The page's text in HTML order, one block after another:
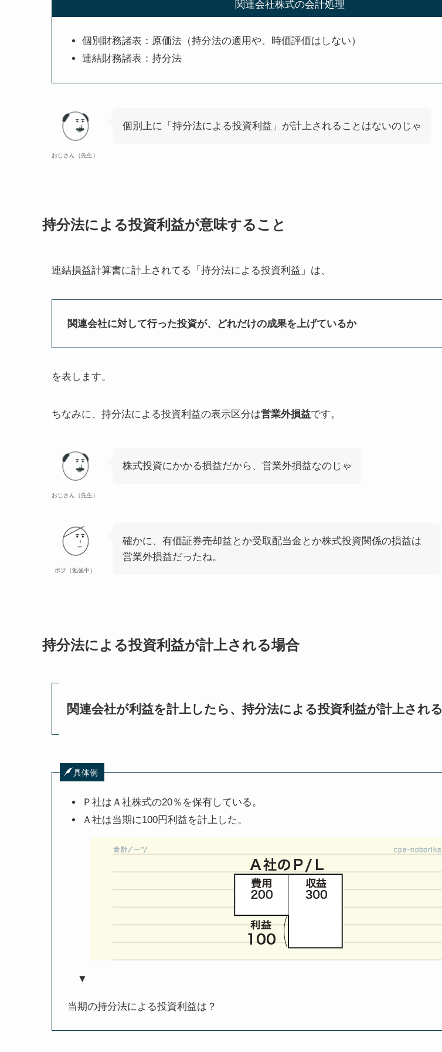
関連会社株式の会計処理
個別財務諸表：原価法（持分法の適用や、時価評価はしない）
連結財務諸表：持分法
おじさん（先生）
個別上に「持分法による投資利益」が計上されることはないのじゃ
持分法による投資利益が意味すること
連結損益計算書に計上されてる「持分法による投資利益」は、
関連会社に対して行った投資が、どれだけの成果を上げているか
を表します。
ちなみに、持分法による投資利益の表示区分は営業外損益です。
おじさん（先生）
株式投資にかかる損益だから、営業外損益なのじゃ
ボブ（勉強中）
確かに、有価証券売却益とか受取配当金とか株式投資関係の損益は
営業外損益だったね。
持分法による投資利益が計上される場合
関連会社が利益を計上したら、持分法による投資利益が計上される
具体例
Ｐ社はＡ社株式の20％を保有している。
Ａ社は当期に100円利益を計上した。
▼
当期の持分法による投資利益は？